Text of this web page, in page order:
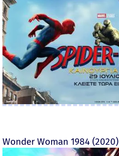
Wonder Woman 1984 (2020)